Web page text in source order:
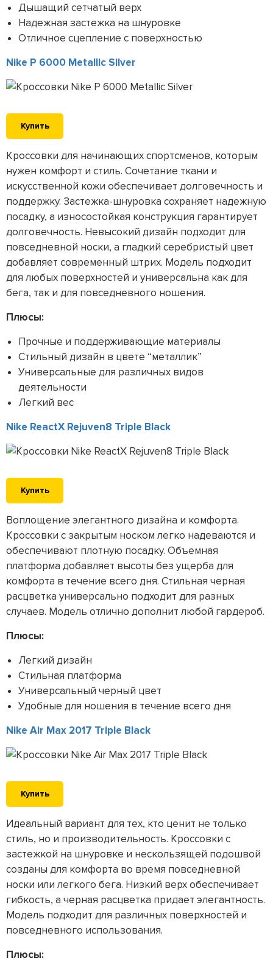
Дышащий сетчатый верх
Надежная застежка на шнуровке
Отличное сцепление с поверхностью
Nike P 6000 Metallic Silver
Купить
Кроссовки для начинающих спортсменов, которым
нужен комфорт и стиль. Сочетание ткани и
искусственной кожи обеспечивает долговечность и
поддержку. Застежка-шнуровка сохраняет надежную
посадку, а износостойкая конструкция гарантирует
долговечность. Невысокий дизайн подходит для
повседневной носки, а гладкий серебристый цвет
добавляет современный штрих. Модель подходит
для любых поверхностей и универсальна как для
бега, так и для повседневного ношения.
Плюсы:
Прочные и поддерживающие материалы
Стильный дизайн в цвете “металлик”
Универсальные для различных видов
деятельности
Легкий вес
Nike ReactX Rejuven8 Triple Black
Купить
Воплощение элегантного дизайна и комфорта.
Кроссовки с закрытым носком легко надеваются и
обеспечивают плотную посадку. Объемная
платформа добавляет высоты без ущерба для
комфорта в течение всего дня. Стильная черная
расцветка универсально подходит для разных
случаев. Модель отлично дополнит любой гардероб.
Плюсы:
Легкий дизайн
Стильная платформа
Универсальный черный цвет
Удобные для ношения в течение всего дня
Nike Air Max 2017 Triple Black
Купить
Идеальный вариант для тех, кто ценит не только
стиль, но и производительность. Кроссовки с
застежкой на шнуровке и нескользящей подошвой
созданы для комфорта во время повседневной
носки или легкого бега. Низкий верх обеспечивает
гибкость, а черная расцветка придает элегантность.
Модель подходит для различных поверхностей и
повседневного использования.
Плюсы: